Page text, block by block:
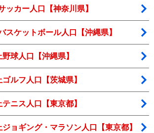
ッカー人口【神奈川県】
スケットボール人口【沖縄県】
球人口【沖縄県】
ルフ人口【茨城県】
ニス人口【東京都】
ョギング・マラソン人口【東京都】